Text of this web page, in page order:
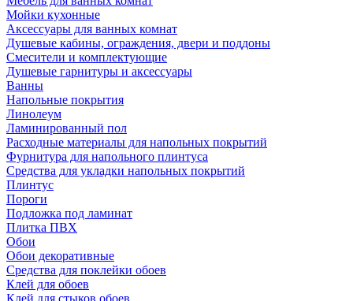
Мойки кухонные
Аксессуары для ванных комнат
Душевые кабины, ограждения, двери и поддоны
Смесители и комплектующие
Душевые гарнитуры и аксессуары
Ванны
Напольные покрытия
Линолеум
Ламинированный пол
Расходные материалы для напольных покрытий
Фурнитура для напольного плинтуса
Средства для укладки напольных покрытий
Плинтус
Пороги
Подложка под ламинат
Плитка ПВХ
Обои
Обои декоративные
Средства для поклейки обоев
Клей для обоев
Клей для стыков обоев